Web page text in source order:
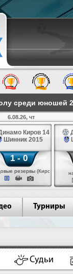
среди юношей
6.08.26, чт
Киров 14
Шинник 2015
1 - 0
резервы (Киров)
Турниры
Судьи